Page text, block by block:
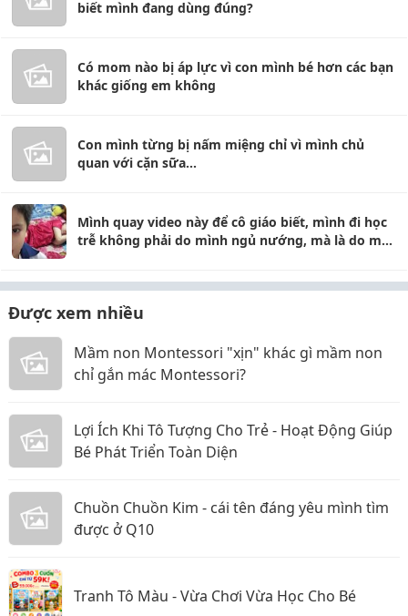
biết mình đang dùng đúng?
Có mom nào bị áp lực vì con mình bé hơn các bạn
khác giống em không
Con mình từng bị nấm miệng chỉ vì mình chủ
quan với cặn sữa...
Mình quay video này để cô giáo biết, mình đi học
trễ không phải do mình ngủ nướng, mà là do mẹ
Được xem nhiều
Mầm non Montessori "xịn" khác gì mầm non
chỉ gắn mác Montessori?
Lợi Ích Khi Tô Tượng Cho Trẻ - Hoạt Động Giúp
Bé Phát Triển Toàn Diện
Chuồn Chuồn Kim - cái tên đáng yêu mình tìm
được ở Q10
Tranh Tô Màu - Vừa Chơi Vừa Học Cho Bé